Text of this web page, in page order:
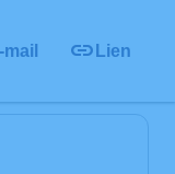
mail Lien